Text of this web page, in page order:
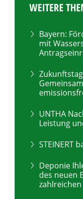
WEITERE
Bayern:
mit
UNTHA
Leistung
STEINERT
Deponie
des neuen